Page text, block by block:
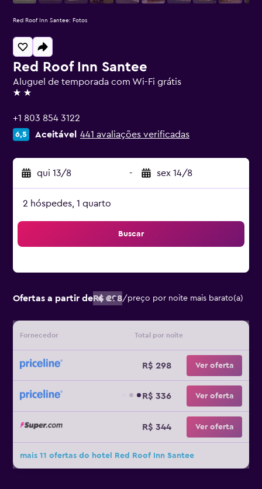
Red Roof Inn Santee
Aluguel de temporada com Wi-Fi grátis
2 estrelas
+1 803 854 3122
6,5 Aceitável 441 avaliações verificadas
qui 13/8 - sex 14/8
2 hóspedes, 1 quarto
Buscar
Ofertas a partir deR$ 298/preço por noite mais barato(a)
Fornecedor Total por noite
R$ 298 Ver oferta
R$ 336 Ver oferta
R$ 344 Ver oferta
mais 11 ofertas do hotel Red Roof Inn Santee
Red Roof Inn Santee: Fotos